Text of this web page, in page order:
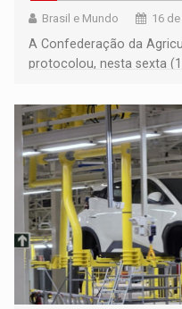
Brasil e Mundo 16
A Confederação da
protocolou, nesta sexta